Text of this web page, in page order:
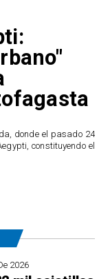
donde el pasado 24
constituyendo el
2026